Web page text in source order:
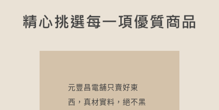
元豐昌電舖只賣好東
西，真材實料，絕不黑